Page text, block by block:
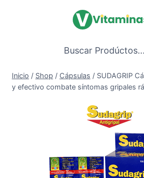
Buscar Prodúctos...
Inicio / Shop / Cápsulas / SUDAGRIP
y efectivo combate síntomas gripales